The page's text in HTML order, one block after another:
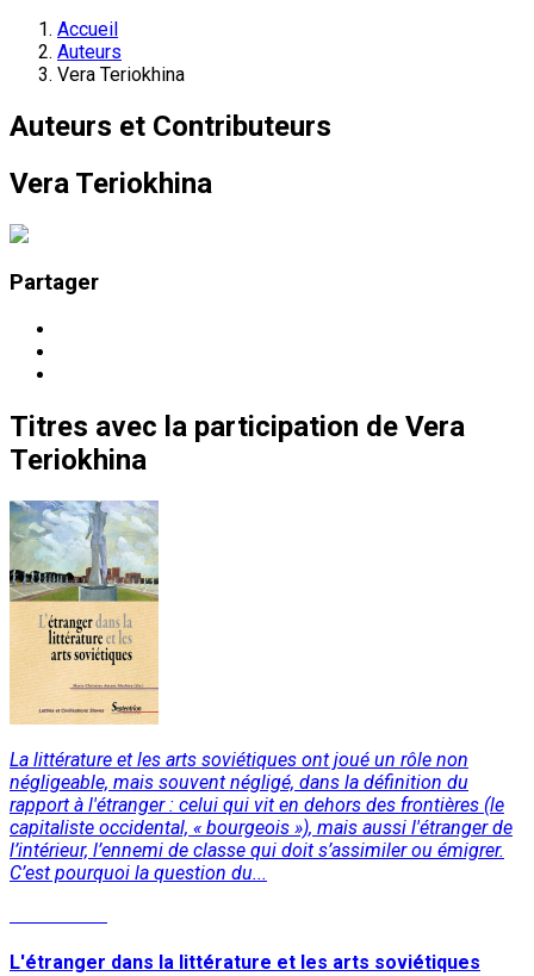
Accueil
Auteurs
Vera Teriokhina
Auteurs et Contributeurs
Vera Teriokhina
Partager
Titres avec la participation de Vera
Teriokhina
La littérature et les arts soviétiques ont joué un rôle non
négligeable, mais souvent négligé, dans la définition du
rapport à l'étranger : celui qui vit en dehors des frontières (le
capitaliste occidental, « bourgeois »), mais aussi l'étranger de
l’intérieur, l’ennemi de classe qui doit s’assimiler ou émigrer.
C’est pourquoi la question du...
L'étranger dans la littérature et les arts soviétiques